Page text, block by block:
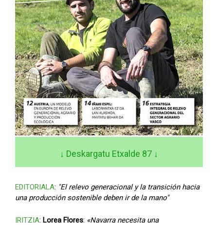
↓ Deskargatu Etxalde 87 ↓
EDITORIALA: "El relevo generacional y la transición hacia
una producción sostenible deben ir de la mano"
IRITZIA: Lorea Flores: «Navarra necesita una